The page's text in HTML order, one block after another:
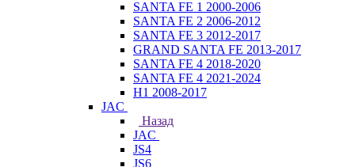
SANTA FE 1 2000-2006
SANTA FE 2 2006-2012
SANTA FE 3 2012-2017
GRAND SANTA FE 2013-2017
SANTA FE 4 2018-2020
SANTA FE 4 2021-2024
H1 2008-2017
JAC
Назад
JAC
JS4
JS6